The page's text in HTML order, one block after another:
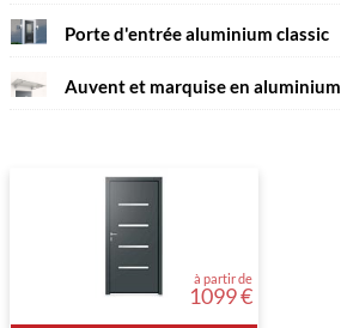
Porte d'entrée aluminium classic
Auvent et marquise en aluminium
à partir de
1099 €